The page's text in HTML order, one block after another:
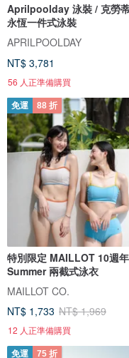
Aprilpoolday 泳裝 / 克勞
永恆一件式泳裝
APRILPOOLDAY
NT$ 3,781
56 人正準備購買
免運 88 折
特別限定 MAILLOT 10週
Summer 兩截式泳衣
MAILLOT CO.
NT$ 1,733 NT$ 1,969
12 人正準備購買
免運 75 折